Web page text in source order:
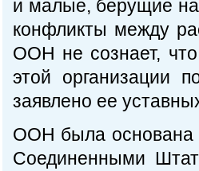
и малые, берущие
конфликты между
ООН не сознает,
этой организации
заявлено ее
ООН была основана
Соединенными